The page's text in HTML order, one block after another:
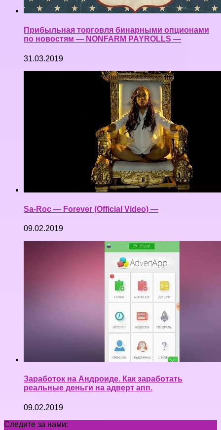
Прибыльная торговля бинарными опционами
по новостям — NONFARM PAYROLLS —
31.03.2019
Sa-Roc — Forever (Official Video) —
09.02.2019
Заработок на Андроиде. Как заработать
реальные деньги на адверт апп.
09.02.2019
Следите за нами: